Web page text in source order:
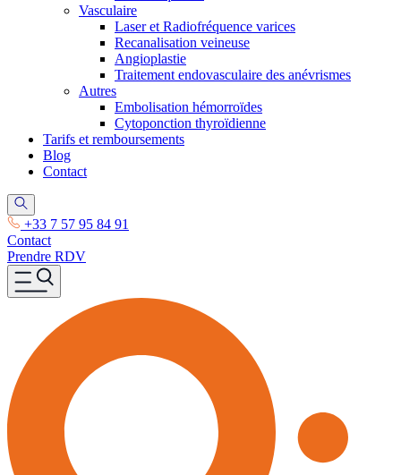
Vasculaire
Laser et Radiofréquence varices
Recanalisation veineuse
Angioplastie
Traitement endovasculaire des anévrismes
Autres
Embolisation hémorroïdes
Cytoponction thyroïdienne
Tarifs et remboursements
Blog
Contact
+33 7 57 95 84 91
Contact
Prendre RDV